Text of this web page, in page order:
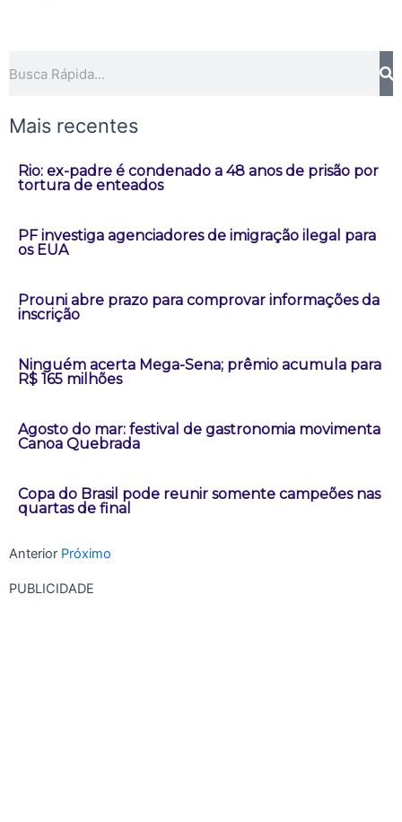
Mais recentes
Rio: ex-padre é condenado a 48 anos de prisão por
tortura de enteados
PF investiga agenciadores de imigração ilegal para
os EUA
Prouni abre prazo para comprovar informações da
inscrição
Ninguém acerta Mega-Sena; prêmio acumula para
R$ 165 milhões
Agosto do mar: festival de gastronomia movimenta
Canoa Quebrada
Copa do Brasil pode reunir somente campeões nas
quartas de final
Anterior Próximo
PUBLICIDADE